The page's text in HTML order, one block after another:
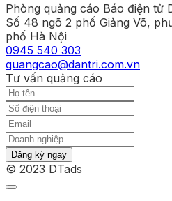
Phòng quảng cáo Báo điện tử
Số 48 ngõ 2 phố Giảng Võ,
phố Hà Nội
0945 540 303
quangcao@dantri.com.vn
Tư vấn quảng cáo
Đăng ký ngay
© 2023 DTads